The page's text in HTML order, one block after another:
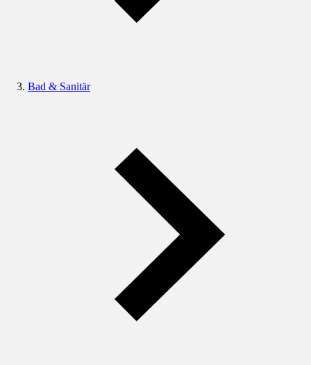
Bad & Sanitär